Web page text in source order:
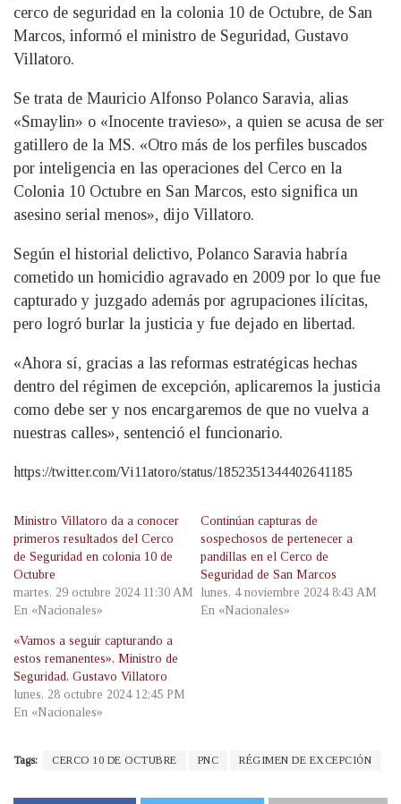
cerco de seguridad en la colonia 10 de Octubre, de San
Marcos, informó el ministro de Seguridad, Gustavo
Villatoro.
Se trata de Mauricio Alfonso Polanco Saravia, alias
«Smaylin» o «Inocente travieso», a quien se acusa de ser
gatillero de la MS. «Otro más de los perfiles buscados
por inteligencia en las operaciones del Cerco en la
Colonia 10 Octubre en San Marcos, esto significa un
asesino serial menos», dijo Villatoro.
Según el historial delictivo, Polanco Saravia habría
cometido un homicidio agravado en 2009 por lo que fue
capturado y juzgado además por agrupaciones ilícitas,
pero logró burlar la justicia y fue dejado en libertad.
«Ahora sí, gracias a las reformas estratégicas hechas
dentro del régimen de excepción, aplicaremos la justicia
como debe ser y nos encargaremos de que no vuelva a
nuestras calles», sentenció el funcionario.
https://twitter.com/Vi11atoro/status/1852351344402641185
Ministro Villatoro da a conocer
primeros resultados del Cerco
de Seguridad en colonia 10 de
Octubre
martes, 29 octubre 2024 11:30 AM
En «Nacionales»
Continúan capturas de
sospechosos de pertenecer a
pandillas en el Cerco de
Seguridad de San Marcos
lunes, 4 noviembre 2024 8:43 AM
En «Nacionales»
«Vamos a seguir capturando a
estos remanentes», Ministro de
Seguridad, Gustavo Villatoro
lunes, 28 octubre 2024 12:45 PM
En «Nacionales»
Tags: CERCO 10 DE OCTUBRE PNC RÉGIMEN DE EXCEPCIÓN